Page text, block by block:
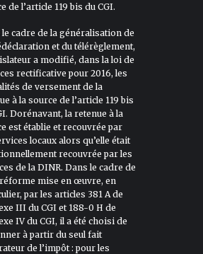
de l’article 119 bis du CGI.
le cadre de la généralisation de
et du télérèglement,
a modifié, dans la loi de
rectificative pour 2016, les
de versement de la
à la source de l’article 119 bis
Dorénavant, la retenue à la
est établie et recouvrée par
locaux alors qu’elle était
recouvrée par les
de la DINR. Dans le cadre de
mise en œuvre, en
par les articles 381 A de
III du CGI et 188-0 H de
IV du CGI, il a été choisi de
à partir du seul fait
de l’impôt : pour les